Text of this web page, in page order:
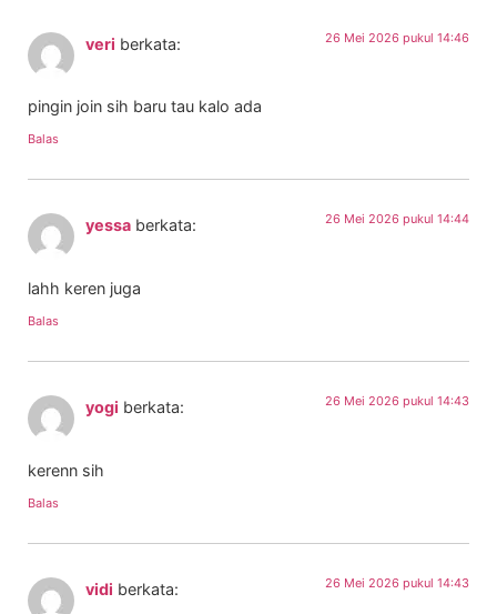
veri berkata: 26 Mei 2026 pukul 14:46
pingin join sih baru tau kalo ada
Balas
yessa berkata: 26 Mei 2026 pukul 14:44
lahh keren juga
Balas
yogi berkata: 26 Mei 2026 pukul 14:43
kerenn sih
Balas
vidi berkata: 26 Mei 2026 pukul 14:43